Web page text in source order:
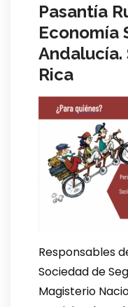
Pasantía
Economía
Andalucía.
Rica
Responsables
Sociedad de
Magisterio